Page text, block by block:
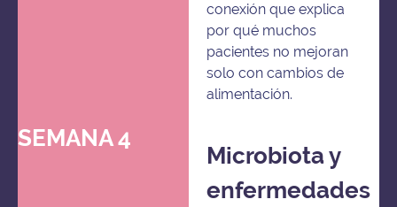
conexión que explica
por qué muchos
pacientes no mejoran
solo con cambios de
alimentación.
SEMANA 4
Microbiota y
enfermedades